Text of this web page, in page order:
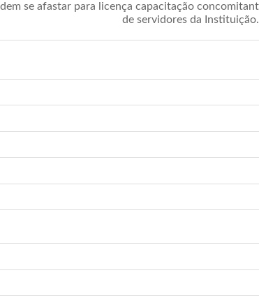
se afastar para licença capacitação
de servidores da Instituição.